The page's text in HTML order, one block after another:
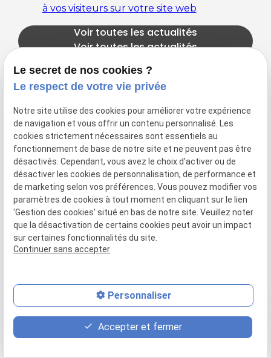
à vos visiteurs sur votre site web
Voir toutes les actualités
Voir toutes les actualités
Abonnez-vous à
notre newsletter
Inscrivez-vous à notre newsletter pour avoir les
dernières nouveautés et informations
directement dans votre boîte mail.
place
Plan d'accès
contact_page
Contact
phone
03 59 57 51 24
Le secret de nos cookies ?
Le respect de votre vie privée
Notre site utilise des cookies pour améliorer votre expérience
de navigation et vous offrir un contenu personnalisé. Les
cookies strictement nécessaires sont essentiels au
fonctionnement de base de notre site et ne peuvent pas être
désactivés. Cependant, vous avez le choix d'activer ou de
désactiver les cookies de personnalisation, de performance et
de marketing selon vos préférences. Vous pouvez modifier vos
paramètres de cookies à tout moment en cliquant sur le lien
'Gestion des cookies' situé en bas de notre site. Veuillez noter
que la désactivation de certains cookies peut avoir un impact
sur certaines fonctionnalités du site.
Continuer sans accepter
Personnaliser
Accepter et fermer